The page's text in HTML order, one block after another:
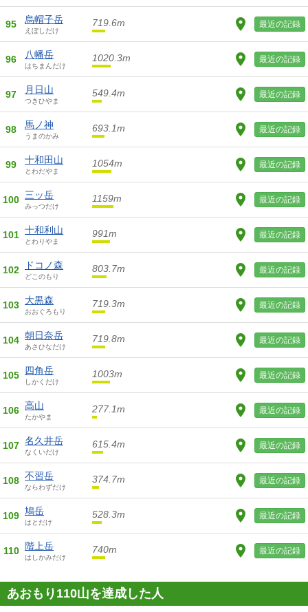
95 烏帽子岳
えぼしだけ
719.6m 最近の記録
96 八幡岳
はちまんだけ
1020.3m 最近の記録
97 月日山
つきひやま
549.4m 最近の記録
98 馬ノ神
うまのかみ
693.1m 最近の記録
99 十和田山
とわだやま
1054m 最近の記録
100 三ッ岳
みっつだけ
1159m 最近の記録
101 十和利山
とわりやま
991m 最近の記録
102 ドコノ森
どこのもり
803.7m 最近の記録
103 大黒森
おおぐろもり
719.3m 最近の記録
104 朝日奈岳
あさひなだけ
719.8m 最近の記録
105 四角岳
しかくだけ
1003m 最近の記録
106 高山
たかやま
277.1m 最近の記録
107 名久井岳
なくいだけ
615.4m 最近の記録
108 不習岳
ならわずだけ
374.7m 最近の記録
109 鳩岳
はとだけ
528.3m 最近の記録
110 階上岳
はしかみだけ
740m 最近の記録
あおもり110山を達成した人